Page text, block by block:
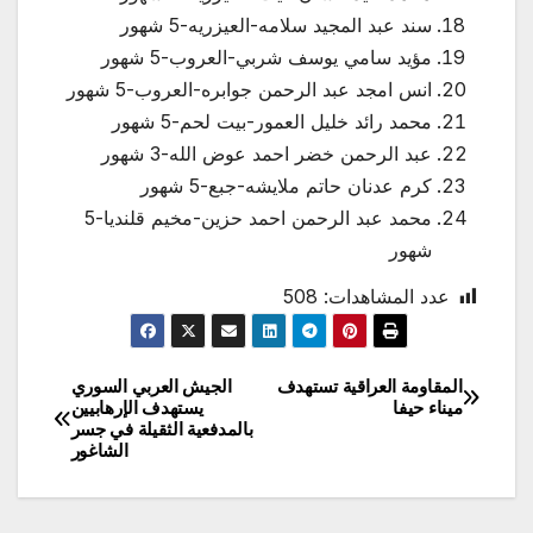
سند عبد المجيد سلامه-العيزريه-5 شهور
مؤيد سامي يوسف شربي-العروب-5 شهور
انس امجد عبد الرحمن جوابره-العروب-5 شهور
محمد رائد خليل العمور-بيت لحم-5 شهور
عبد الرحمن خضر احمد عوض الله-3 شهور
كرم عدنان حاتم ملايشه-جبع-5 شهور
محمد عبد الرحمن احمد حزين-مخيم قلنديا-5
شهور
عدد المشاهدات: 508
تصفّح
الجيش العربي السوري
يستهدف الإرهابيين
بالمدفعية الثقيلة في جسر
الشاغور
المقاومة العراقية تستهدف
ميناء حيفا